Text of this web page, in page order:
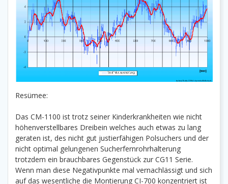
Resümee:
Das CM-1100 ist trotz seiner Kinderkrankheiten wie nicht
höhenverstellbares Dreibein welches auch etwas zu lang
geraten ist, des nicht gut justierfähigen Polsuchers und der
nicht optimal gelungenen Sucherfernrohrhalterung
trotzdem ein brauchbares Gegenstück zur CG11 Serie.
Wenn man diese Negativpunkte mal vernachlässigt und sich
auf das wesentliche die Montierung CI-700 konzentriert ist